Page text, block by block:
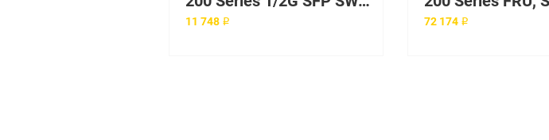
11 748 ₽ 72 174 ₽